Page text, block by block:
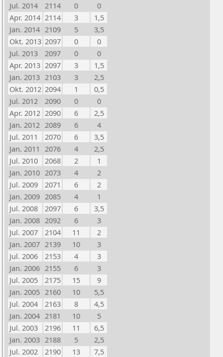
Jul. 2014
2114 0
0
Apr. 2014 2114 3
1,5
Jan. 2014 2109 5
3,5
Okt. 2013 2097 0
0
Jul. 2013
2097 0
0
Apr. 2013 2097 3
1,5
Jan. 2013 2103 3
2,5
Okt. 2012 2094 1
0,5
Jul. 2012
2090 0
0
Apr. 2012 2090 6
2,5
Jan. 2012 2089 6
4
Jul. 2011
2070 6
3,5
Jan. 2011 2076 4
2,5
Jul. 2010
2068 2
1
Jan. 2010 2073 4
2
Jul. 2009
2071 6
2
Jan. 2009 2085 4
1
Jul. 2008
2097 6
3,5
Jan. 2008 2092 6
3
Jul. 2007
2104 11
2
Jan. 2007 2139 10
3
Jul. 2006
2153 4
3
Jan. 2006 2155 6
3
Jul. 2005
2175 15
9
Jan. 2005 2160 10
5,5
Jul. 2004
2163 8
4,5
Jan. 2004 2181 10
5
Jul. 2003
2196 11
6,5
Jan. 2003 2188 5
2,5
Jul. 2002
2190 13
7,5